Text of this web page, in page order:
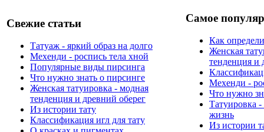
Свежие статьи
Татуаж - яркий образ на долго
Мехенди - роспись тела хной
Популярные виды пирсинга
Что нужно знать о пирсинге
Женская татуировка - модная
тенденция и древний оберег
Из истории тату
Классификация игл для тату
Самое
Как
Женская
тенденция и
Мехенди -
Что нужно
Татуировка
жизнь
Из истории